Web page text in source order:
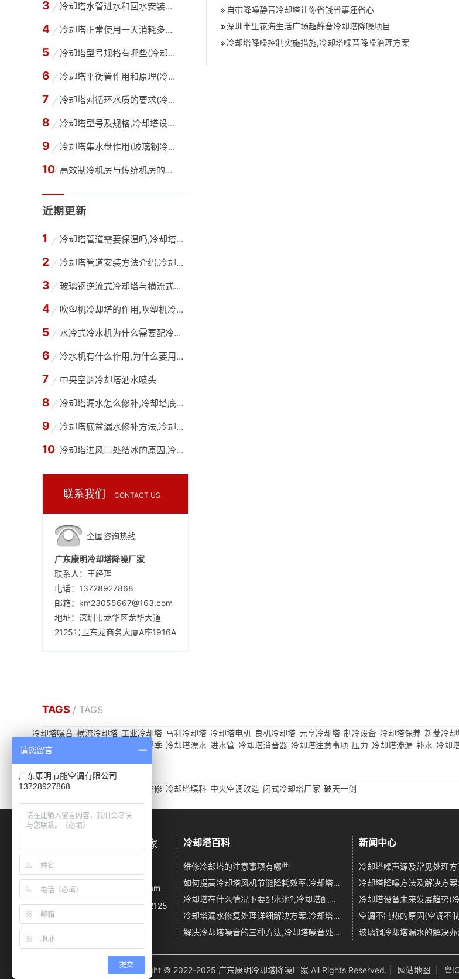
冷却塔水管进水和回水安装方法(冷却塔供回水管
冷却塔正常使用一天消耗多少水,冷却塔每天的用
冷却塔型号规格有哪些(冷却塔选型需要哪些参数
冷却塔平衡管作用和原理(冷却塔内的平衡管是干
冷却塔对循环水质的要求(冷却塔循环水水质要求
冷却塔型号及规格,冷却塔设计选型的估算方法
冷却塔集水盘作用(玻璃钢冷却塔积水盘容量湿球
高效制冷机房与传统机房的区别,高效机房与普通
近期更新
冷却塔管道需要保温吗,冷却塔只在夏季使用管道
冷却塔管道安装方法介绍,冷却塔管道改造公司
玻璃钢逆流式冷却塔与横流式冷却塔有什么不同？
吹塑机冷却塔的作用,吹塑机冷却塔选型计算
水冷式冷水机为什么需要配冷却塔,冷水机和冷却
冷水机有什么作用,为什么要用冷水机？
中央空调冷却塔洒水喷头
冷却塔漏水怎么修补,冷却塔底部漏水用什么胶水
冷却塔底盆漏水修补方法,冷却塔底盘为什么会漏
冷却塔进风口处结冰的原因,冷却塔进风口处结冰
联系我们 CONTACT US
全国咨询热线
广东康明冷却塔降噪厂家
联系人：王经理
电话：13728927868
邮箱：km23055667@163.com
地址：深圳市龙华区龙华大道
2125号卫东龙商务大厦A座1916A
自带降噪静音冷却塔让你省钱省事还省心
深圳半里花海生活广场超静音冷却塔降噪项目
冷却塔降噪控制实施措施,冷却塔噪音降噪治理方案
TAGS / TAGS
冷却塔噪音 横流冷却塔 工业冷却塔 马利冷却塔 冷却塔电机 良机冷却塔 元亨冷却塔 制冷设备 冷却塔保养 新菱冷
压塑机
冷却塔夏季 冷却塔漂水 进水管 冷却塔消音器 冷却塔注意事项 压力 冷却塔渗漏 补水 冷却
友情链接/ LINKS
冷却塔噪音 冷却塔维修 冷却塔填料 中央空调改造 闭式冷却塔厂家 破天一剑
广东康明冷却塔降噪厂家
电话：13728927868
邮箱：km23055667@163.com
地址：深圳市龙华区龙华大道2125
号卫东龙商务大厦A座1916A
冷却塔百科
维修冷却塔的注意事项有哪些
如何提高冷却塔风机节能降耗效率,冷却塔如何降低水温
冷却塔在什么情况下要配水池?,冷却塔配水池的作用
冷却塔漏水修复处理详细解决方案,冷却塔漏水维修解决方案
解决冷却塔噪音的三种方法,冷却塔噪音处理价格
新闻中心
空调不制热的原因(空调不
Copyright © 2022-2025 广东康明冷却塔降噪厂家 All Rights Reserved. | 网站地图 粤
请您留言
广东康明节能空调有限公司
13728927868
提交